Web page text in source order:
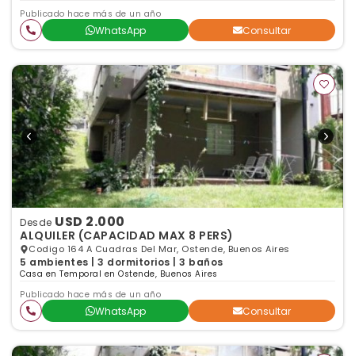
Publicado hace más de un año
WhatsApp Consultar
Desde USD 2.000
ALQUILER (CAPACIDAD MAX 8 PERS)
Codigo 164 A Cuadras Del Mar, Ostende, Buenos Aires
5 ambientes | 3 dormitorios | 3 baños
Casa en Temporal en Ostende, Buenos Aires
Publicado hace más de un año
WhatsApp Consultar